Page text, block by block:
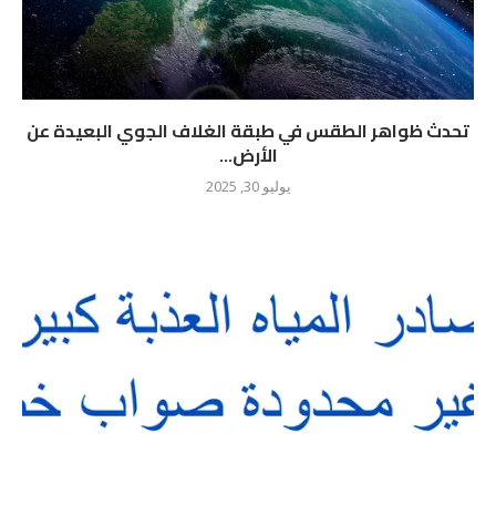
تحدث ظواهر الطقس في طبقة الغلاف الجوي البعيدة عن
الأرض...
يوليو 30, 2025